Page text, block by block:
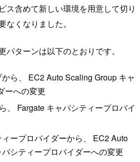
ス含めて新しい環境を用意して切り
なくなりました。
パターンは以下のとおりです。
ら、 EC2 Auto Scaling Group キャ
ーへの変更
、 Fargate キャパシティープロバイ
ープロバイダーから、 EC2 Auto
シティープロバイダーへの変更